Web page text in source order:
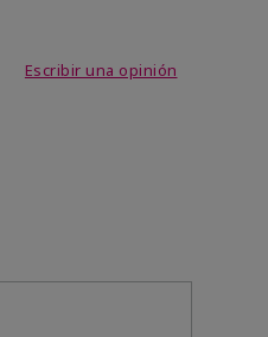
Escribir una opinión